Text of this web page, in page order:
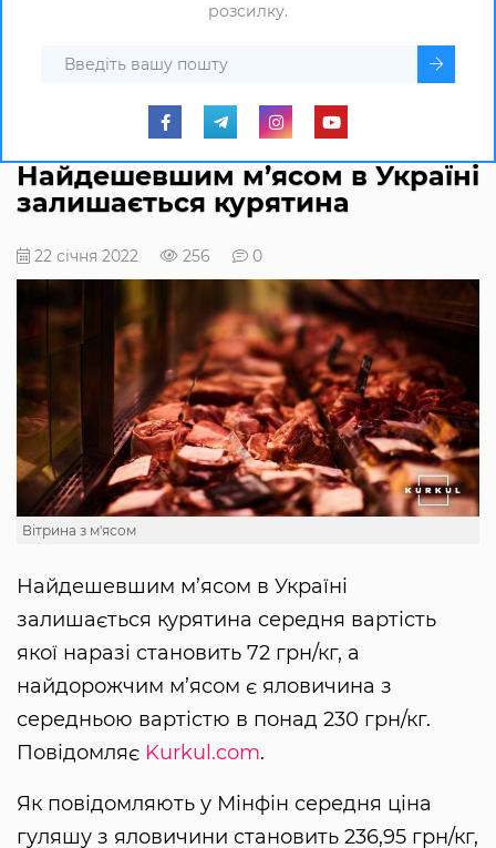
розсилку.
Найдешевшим м’ясом в Україні
залишається курятина
22 січня 2022 256 0
Вітрина з м'ясом
Найдешевшим м’ясом в Україні
залишається курятина середня вартість
якої наразі становить 72 грн/кг, а
найдорожчим м’ясом є яловичина з
середньою вартістю в понад 230 грн/кг.
Повідомляє Kurkul.com.
Як повідомляють у Мінфін середня ціна
гуляшу з яловичини становить 236,95 грн/кг,